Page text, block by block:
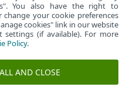
You also have the right to
your cookie preferences
cookies" link in our website
(if available). For more
Policy.
AND CLOSE